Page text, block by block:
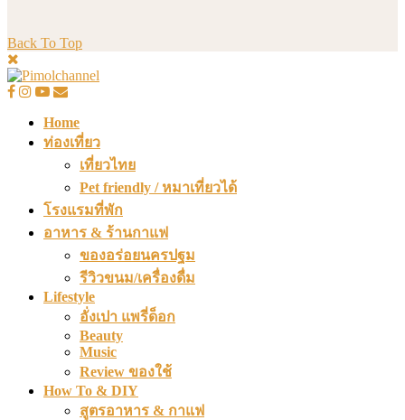
Back To Top
Home
ท่องเที่ยว
เที่ยวไทย
Pet friendly / หมาเที่ยวได้
โรงแรมที่พัก
อาหาร & ร้านกาแฟ
ของอร่อยนครปฐม
รีวิวขนม/เครื่องดื่ม
Lifestyle
อั่งเปา แพรี่ด็อก
Beauty
Music
Review ของใช้
How To & DIY
สูตรอาหาร & กาแฟ